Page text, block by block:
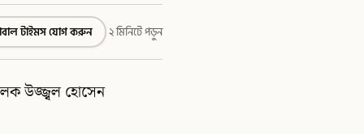
টাইমস যোগ করুন ২ মিনিটে পড়ুন
উজ্জ্বল হোসেন